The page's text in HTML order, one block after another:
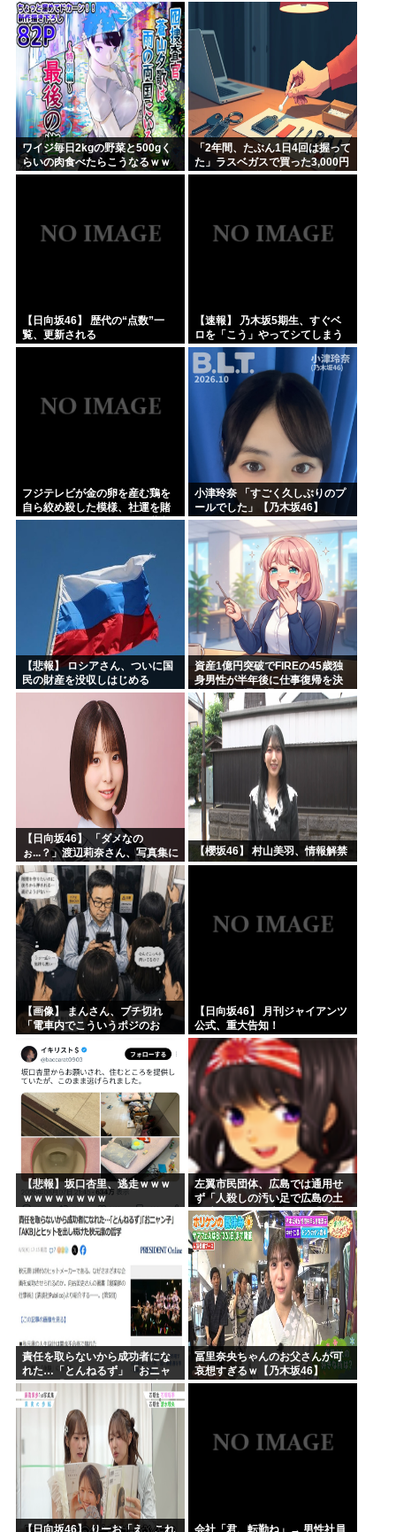
【緊急速報】信用声優の羊宮妃那さん…
靖国神社、軍服コスプレでの参拝を禁止へ
【高市】トランプ「イランが核入手したら2分でイタリア滅亡...
ハンターハンター今何やってるかわからないWWW
ワイジ毎日2kgの野菜と500gく
らいの肉食べたらこうなるｗｗ
ｗ
「2年間、たぶん1日4回は握って
た」ラスベガスで買った3,000円
のキーホルダーを調べたら
【日向坂46】 歴代の“点数”一
覧、更新される
【速報】 乃木坂5期生、すぐベ
ロを「こう」やってシてしまう
ｗｗｗｗｗｗ
フジテレビが金の卵を産む鶏を
自ら絞め殺した模様、社運を賭
けたドル箱コンテンツが御蔵入
小津玲奈 「すごく久しぶりのプ
ールでした」【乃木坂46】
【悲報】 ロシアさん、ついに国
民の財産を没収しはじめる
資産1億円突破でFIREの45歳独
身男性が半年後に仕事復帰を決
意した「1通の通知」
【日向坂46】 「ダメなの
ぉ...？」渡辺莉奈さん、写真集に
興味津々
【櫻坂46】 村山美羽、情報解禁
【画像】 まんさん、ブチ切れ
「電車内でこういうポジのお
【日向坂46】 月刊ジャイアンツ
公式、重大告知！
【悲報】坂口杏里、逃走ｗｗｗ
ｗｗｗｗｗｗｗｗ
左翼市民団体、広島では通用せ
ず「人殺しの汚い足で広島の土
を踏むな！」→広島県民「お前
らの方が汚いんじゃ！」「ワシ
らが広島県民じゃ」
責任を取らないから成功者にな
れた…「とんねるず」「おニャ
ン子」「AKB」とヒットを出し
続けた秋元康の哲学！！！
冨里奈央ちゃんのお父さんが可
哀想すぎるｗ【乃木坂46】
【日向坂46】 りーお「え、これ 会社「君、転勤ね」→ 男性社員